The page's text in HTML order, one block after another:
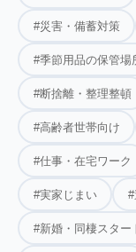
#災害・備蓄対策
#季節用品の保管場
#断捨離・整理整頓
#高齢者世帯向け
#仕事・在宅ワーク
#実家じまい
#新婚・同棲スター